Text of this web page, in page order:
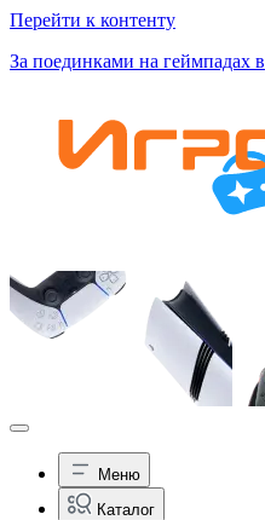
Перейти к контенту
За поединками на геймпадах в
Меню
Каталог